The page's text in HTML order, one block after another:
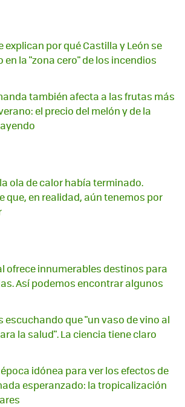
explican por qué Castilla y León se
la "zona cero" de los incendios
también afecta a las frutas más
el precio del melón y de la
ola de calor había terminado.
que, en realidad, aún tenemos por
ofrece innumerables destinos para
Así podemos encontrar algunos
escuchando que "un vaso de vino al
la salud". La ciencia tiene claro
idónea para ver los efectos de
esperanzado: la tropicalización